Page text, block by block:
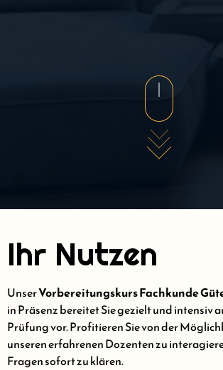
Ihr Nutzen
UnserVorbereitungskurs Fachkunde
in Präsenz bereitet Sie gezielt und intensiv
Prüfung vor. Profitieren Sie von der
unseren erfahrenen Dozenten zu
Fragen sofort zu klären.